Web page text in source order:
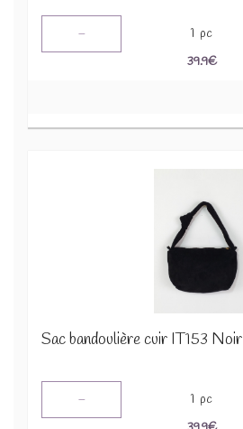
- 1 pc
39.9€
Sac bandoulière cuir IT153 Noir
- 1 pc